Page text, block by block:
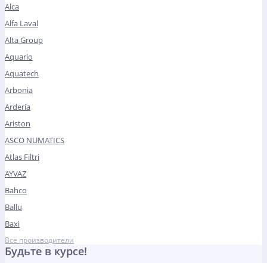
Alca
Alfa Laval
Alta Group
Aquario
Aquatech
Arbonia
Arderia
Ariston
ASCO NUMATICS
Atlas Filtri
AYVAZ
Bahco
Ballu
Baxi
Все производители
Будьте в курсе!